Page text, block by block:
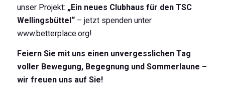
unser Projekt: „Ein neues Clubhaus für den TSC
Wellingsbüttel“– jetzt spenden unter
www.betterplace.org!
Feiern Sie mit uns einen unvergesslichen Tag
voller Bewegung, Begegnung und Sommerlaune –
wir freuen uns auf Sie!